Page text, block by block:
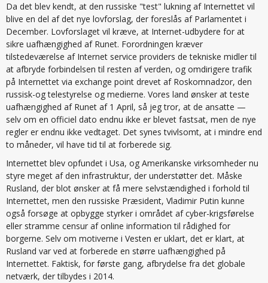
Da det blev kendt, at den russiske "test" lukning af Internettet vil
blive en del af det nye lovforslag, der foreslås af Parlamentet i
December. Lovforslaget vil kræve, at Internet-udbydere for at
sikre uafhængighed af Runet. Forordningen kræver
tilstedeværelse af Internet service providers de tekniske midler til
at afbryde forbindelsen til resten af verden, og omdirigere trafik
på Internettet via exchange point drevet af Roskomnadzor, den
russisk-og telestyrelse og medierne. Vores land ønsker at teste
uafhængighed af Runet af 1 April, så jeg tror, at de ansatte —
selv om en officiel dato endnu ikke er blevet fastsat, men de nye
regler er endnu ikke vedtaget. Det synes tvivlsomt, at i mindre end
to måneder, vil have tid til at forberede sig.
Internettet blev opfundet i Usa, og Amerikanske virksomheder nu
styre meget af den infrastruktur, der understøtter det. Måske
Rusland, der blot ønsker at få mere selvstændighed i forhold til
Internettet, men den russiske Præsident, Vladimir Putin kunne
også forsøge at opbygge styrker i området af cyber-krigsførelse
eller stramme censur af online information til rådighed for
borgerne. Selv om motiverne i Vesten er uklart, det er klart, at
Rusland var ved at forberede en større uafhængighed på
Internettet. Faktisk, for første gang, afbrydelse fra det globale
netværk, der tilbydes i 2014.